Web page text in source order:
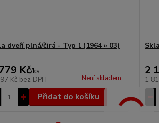
dveří plná/čirá - Typ 1 (1964 » 03)
Kč/ks
Kč bez DPH Není skladem
Přidat do košíku
2
1